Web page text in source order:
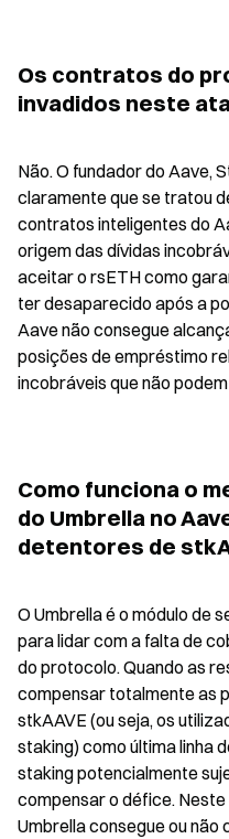
Os contratos do
invadidos neste
Não. O fundador do Aave,
claramente que se tratou
contratos inteligentes do
origem das dívidas
aceitar o rsETH como
ter desaparecido após a
Aave não consegue
posições de empréstimo
incobráveis que não
Como funciona o
do Umbrella no
detentores de
O Umbrella é o módulo de
para lidar com a falta de
do protocolo. Quando as
compensar totalmente as
stkAAVE (ou seja, os
staking) como última linha
staking potencialmente
compensar o défice.
Umbrella consegue ou